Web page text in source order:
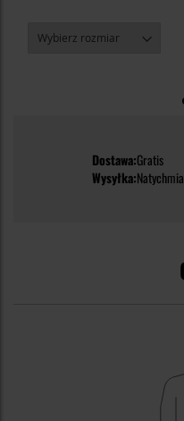
Dostawa:Gratis
Wysyłka: